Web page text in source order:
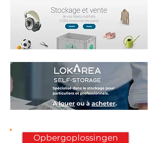
Opbergoplossingen